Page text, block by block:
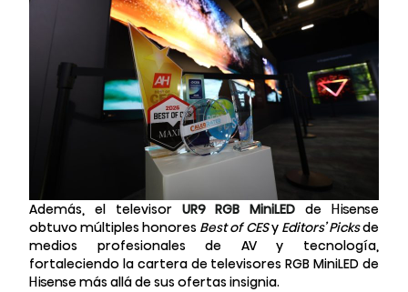
Además, el televisor UR9 RGB MiniLED de Hisense
obtuvo múltiples honores Best of CESy Editors’ Picksde
medios profesionales de AV y tecnología,
fortaleciendo la cartera de televisores RGB MiniLED de
Hisense más allá de sus ofertas insignia.